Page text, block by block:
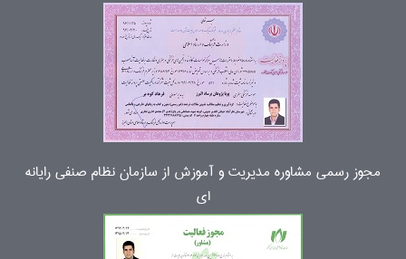
مجوز رسمی مشاوره مدیریت و آموزش از سازمان نظام صنفی رایانه
ای